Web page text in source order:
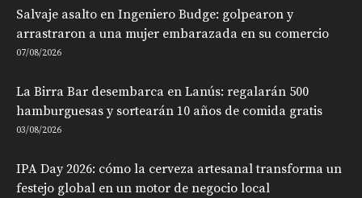
Salvaje asalto en Ingeniero Budge: golpearon y
arrastraron a una mujer embarazada en su comercio
07/08/2026
La Birra Bar desembarca en Lanús: regalarán 500
hamburguesas y sortearán 10 años de comida gratis
03/08/2026
IPA Day 2026: cómo la cerveza artesanal transforma un
festejo global en un motor de negocio local